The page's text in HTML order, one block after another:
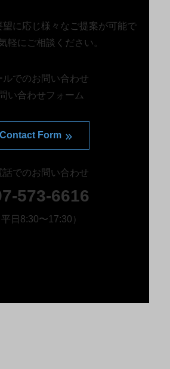
望に応じ様々なご提案が可能で
軽にご相談ください。
ルでのお問い合わせ
い合わせフォーム
Contact Form
話でのお問い合わせ
573-6616
平日8:30〜17:30）